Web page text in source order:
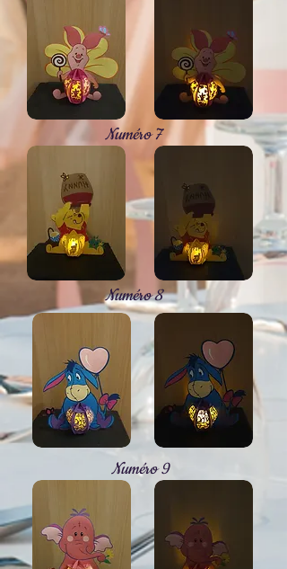
Numéro 7
Numéro 8
Numéro 9